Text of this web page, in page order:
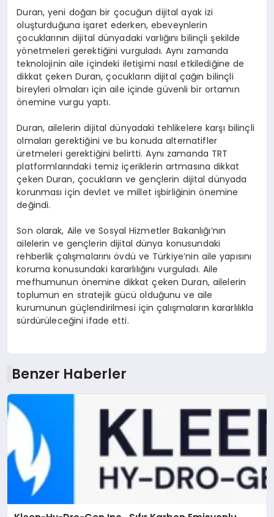
Duran, yeni doğan bir çocuğun dijital ayak izi
oluşturduğuna işaret ederken, ebeveynlerin
çocuklarının dijital dünyadaki varlığını bilinçli şekilde
yönetmeleri gerektiğini vurguladı. Aynı zamanda
teknolojinin aile içindeki iletişimi nasıl etkilediğine de
dikkat çeken Duran, çocukların dijital çağın bilinçli
bireyleri olmaları için aile içinde güvenli bir ortamın
önemine vurgu yaptı.
Duran, ailelerin dijital dünyadaki tehlikelere karşı bilinçli
olmaları gerektiğini ve bu konuda alternatifler
üretmeleri gerektiğini belirtti. Aynı zamanda TRT
platformlarındaki temiz içeriklerin artmasına dikkat
çeken Duran, çocukların ve gençlerin dijital dünyada
korunması için devlet ve millet işbirliğinin önemine
değindi.
Son olarak, Aile ve Sosyal Hizmetler Bakanlığı’nın
ailelerin ve gençlerin dijital dünya konusundaki
rehberlik çalışmalarını övdü ve Türkiye’nin aile yapısını
koruma konusundaki kararlılığını vurguladı. Aile
mefhumunun önemine dikkat çeken Duran, ailelerin
toplumun en stratejik gücü olduğunu ve aile
kurumunun güçlendirilmesi için çalışmaların kararlılıkla
sürdürüleceğini ifade etti.
Benzer Haberler